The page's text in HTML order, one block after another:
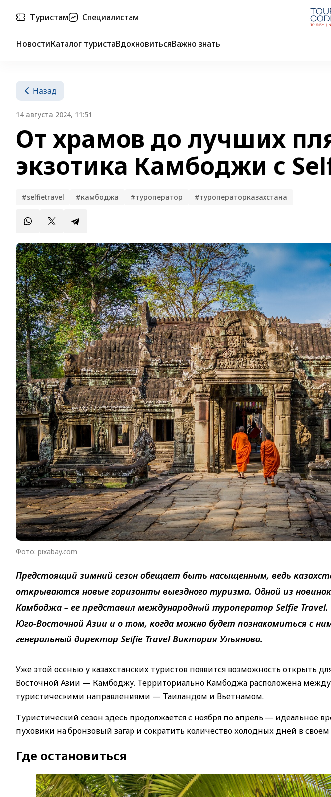
Туристам Специалистам
НовостиКаталог туристаВдохновитьсяВажно знать
Назад
14 августа 2024, 11:51
От храмов до лучших
экзотика Камбоджи с
#selfietravel #камбоджа #туроператор #туроператорказахстана
Фото: pixabay.com
Предстоящий зимний сезон обещает быть насыщенным, ведь
открываются новые горизонты выездного туризма. Одной из новинок
Камбоджа – ее представил международный туроператор Selfie Travel.
Юго-Восточной Азии и о том, когда можно будет познакомиться с
генеральный директор Selfie Travel Виктория Ульянова.
Уже этой осенью у казахстанских туристов появится возможность открыть
Восточной Азии — Камбоджу. Территориально Камбоджа расположена
туристическими направлениями — Таиландом и Вьетнамом.
Туристический сезон здесь продолжается с ноября по апрель — идеальное
пуховики на бронзовый загар и сократить количество холодных дней в своем
Где остановиться